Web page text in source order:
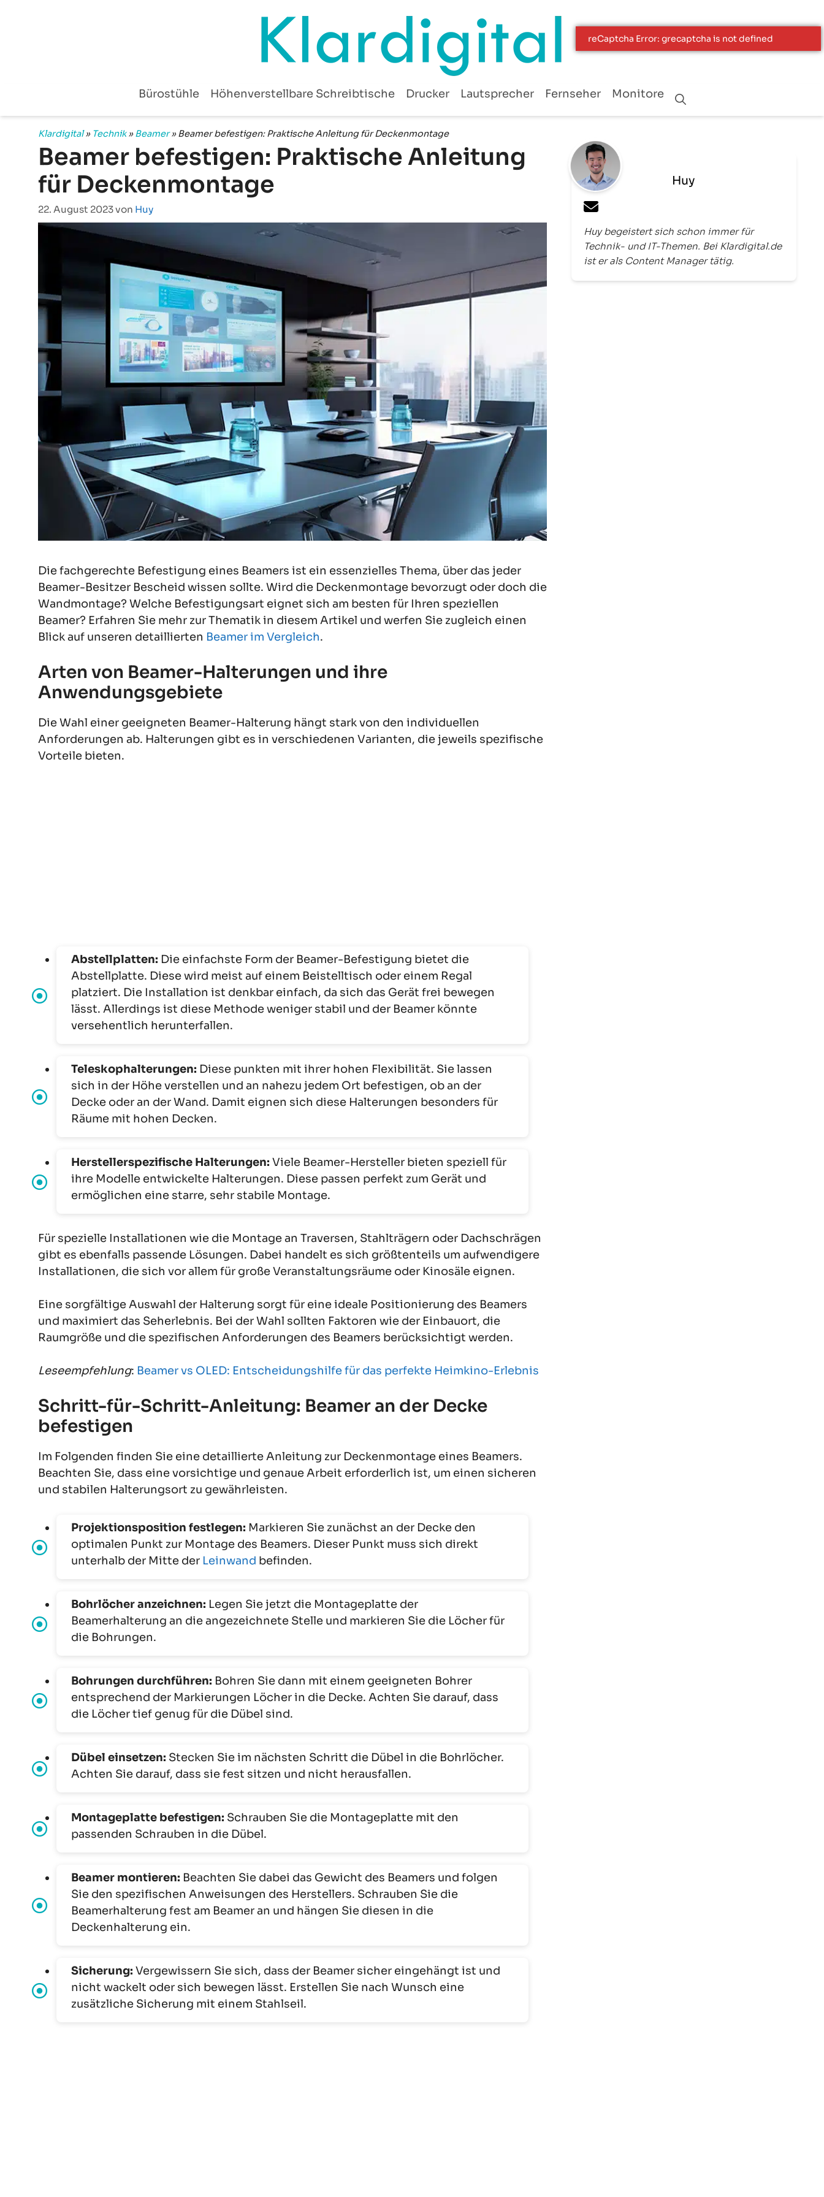
Bürostühle Höhenverstellbare Schreibtische Drucker Lautsprecher Fernseher Monitore
Klardigital» Technik» Beamer» Beamer befestigen: Praktische Anleitung für Deckenmontage
Beamer befestigen: Praktische Anleitung
für Deckenmontage
22. August 2023von Huy
Die fachgerechte Befestigung eines Beamers ist ein essenzielles Thema, über das jeder
Beamer-Besitzer Bescheid wissen sollte. Wird die Deckenmontage bevorzugt oder doch die
Wandmontage? Welche Befestigungsart eignet sich am besten für Ihren speziellen
Beamer? Erfahren Sie mehr zur Thematik in diesem Artikel und werfen Sie zugleich einen
Blick auf unseren detaillierten Beamer im Vergleich.
Arten von Beamer-Halterungen und ihre
Anwendungsgebiete
Die Wahl einer geeigneten Beamer-Halterung hängt stark von den individuellen
Anforderungen ab. Halterungen gibt es in verschiedenen Varianten, die jeweils spezifische
Vorteile bieten.
Abstellplatten: Die einfachste Form der Beamer-Befestigung bietet die
Abstellplatte. Diese wird meist auf einem Beistelltisch oder einem Regal
platziert. Die Installation ist denkbar einfach, da sich das Gerät frei bewegen
lässt. Allerdings ist diese Methode weniger stabil und der Beamer könnte
versehentlich herunterfallen.
Teleskophalterungen: Diese punkten mit ihrer hohen Flexibilität. Sie lassen
sich in der Höhe verstellen und an nahezu jedem Ort befestigen, ob an der
Decke oder an der Wand. Damit eignen sich diese Halterungen besonders für
Räume mit hohen Decken.
Herstellerspezifische Halterungen: Viele Beamer-Hersteller bieten speziell für
ihre Modelle entwickelte Halterungen. Diese passen perfekt zum Gerät und
ermöglichen eine starre, sehr stabile Montage.
Für spezielle Installationen wie die Montage an Traversen, Stahlträgern oder Dachschrägen
gibt es ebenfalls passende Lösungen. Dabei handelt es sich größtenteils um aufwendigere
Installationen, die sich vor allem für große Veranstaltungsräume oder Kinosäle eignen.
Eine sorgfältige Auswahl der Halterung sorgt für eine ideale Positionierung des Beamers
und maximiert das Seherlebnis. Bei der Wahl sollten Faktoren wie der Einbauort, die
Raumgröße und die spezifischen Anforderungen des Beamers berücksichtigt werden.
Leseempfehlung: Beamer vs OLED: Entscheidungshilfe für das perfekte Heimkino-Erlebnis
Schritt-für-Schritt-Anleitung: Beamer an der Decke
befestigen
Im Folgenden finden Sie eine detaillierte Anleitung zur Deckenmontage eines Beamers.
Beachten Sie, dass eine vorsichtige und genaue Arbeit erforderlich ist, um einen sicheren
und stabilen Halterungsort zu gewährleisten.
Projektionsposition festlegen: Markieren Sie zunächst an der Decke den
optimalen Punkt zur Montage des Beamers. Dieser Punkt muss sich direkt
unterhalb der Mitte der Leinwand befinden.
Bohrlöcher anzeichnen: Legen Sie jetzt die Montageplatte der
Beamerhalterung an die angezeichnete Stelle und markieren Sie die Löcher für
die Bohrungen.
Bohrungen durchführen: Bohren Sie dann mit einem geeigneten Bohrer
entsprechend der Markierungen Löcher in die Decke. Achten Sie darauf, dass
die Löcher tief genug für die Dübel sind.
Dübel einsetzen: Stecken Sie im nächsten Schritt die Dübel in die Bohrlöcher.
Achten Sie darauf, dass sie fest sitzen und nicht herausfallen.
Montageplatte befestigen: Schrauben Sie die Montageplatte mit den
passenden Schrauben in die Dübel.
Beamer montieren: Beachten Sie dabei das Gewicht des Beamers und folgen
Sie den spezifischen Anweisungen des Herstellers. Schrauben Sie die
Beamerhalterung fest am Beamer an und hängen Sie diesen in die
Deckenhalterung ein.
Sicherung: Vergewissern Sie sich, dass der Beamer sicher eingehängt ist und
nicht wackelt oder sich bewegen lässt. Erstellen Sie nach Wunsch eine
zusätzliche Sicherung mit einem Stahlseil.
Huy
Huy begeistert sich schon immer für
Technik- und IT-Themen. Bei Klardigital.de
ist er als Content Manager tätig.